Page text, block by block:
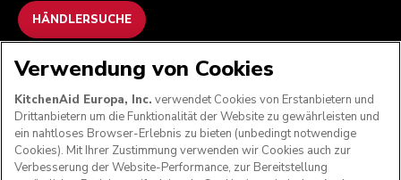
HÄNDLERSUCHE
WIR AKZEPTIEREN
FOLGEN SIE UNS
Verwendung von Cookies
KitchenAid Europa, Inc. verwendet Cookies von Erstanbietern und
Drittanbietern um die Funktionalität der Website zu gewährleisten und
ein nahtloses Browser-Erlebnis zu bieten (unbedingt notwendige
Cookies). Mit Ihrer Zustimmung verwenden wir Cookies auch zur
Verbesserung der Website-Performance, zur Bereitstellung